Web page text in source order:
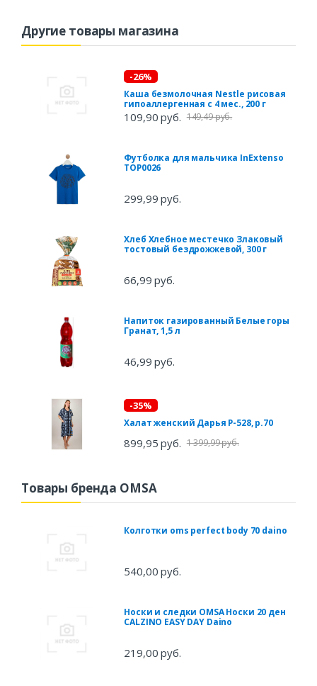
Другие товары магазина
-26%
Каша безмолочная Nestle рисовая
гипоаллергенная с 4 мес., 200 г
109,90 руб. 149,49 руб.
Футболка для мальчика InExtenso
TOP0026
299,99 руб.
Хлеб Хлебное местечко Злаковый
тостовый бездрожжевой, 300 г
66,99 руб.
Напиток газированный Белые горы
Гранат, 1,5 л
46,99 руб.
-35%
Халат женский Дарья Р-528, р.70
899,95 руб. 1 399,99 руб.
Товары бренда OMSA
Колготки oms perfect body 70 daino
540,00 руб.
Носки и следки OMSA Носки 20 ден
CALZINO EASY DAY Daino
219,00 руб.